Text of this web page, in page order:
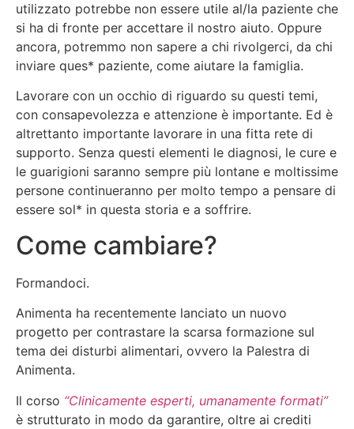
utilizzato potrebbe non essere utile al/la paziente che
si ha di fronte per accettare il nostro aiuto. Oppure
ancora, potremmo non sapere a chi rivolgerci, da chi
inviare ques* paziente, come aiutare la famiglia.
Lavorare con un occhio di riguardo su questi temi,
con consapevolezza e attenzione è importante. Ed è
altrettanto importante lavorare in una fitta rete di
supporto. Senza questi elementi le diagnosi, le cure e
le guarigioni saranno sempre più lontane e moltissime
persone continueranno per molto tempo a pensare di
essere sol* in questa storia e a soffrire.
Come cambiare?
Formandoci.
Animenta ha recentemente lanciato un nuovo
progetto per contrastare la scarsa formazione sul
tema dei disturbi alimentari, ovvero la Palestra di
Animenta.
Il corso “Clinicamente esperti, umanamente formati”
è strutturato in modo da garantire, oltre ai crediti